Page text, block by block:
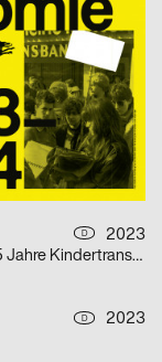
CH
2023
D
2023
D
2023
I said ›Auf Wiedersehen‹ – 85 Jahre Kindertransport nach Großbritannien
D
2023